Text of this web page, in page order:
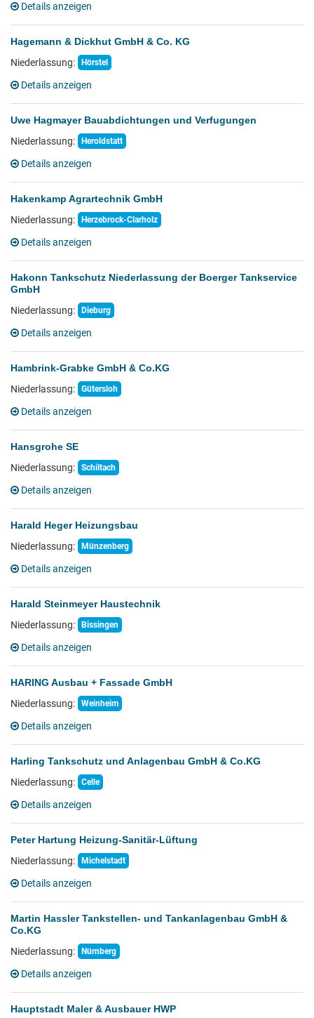
Details anzeigen
Hagemann & Dickhut GmbH & Co. KG
Niederlassung:
Hörstel
Details anzeigen
Uwe Hagmayer Bauabdichtungen und Verfugungen
Niederlassung:
Heroldstatt
Details anzeigen
Hakenkamp Agrartechnik GmbH
Niederlassung:
Herzebrock-Clarholz
Details anzeigen
Hakonn Tankschutz Niederlassung der Boerger Tankservice
GmbH
Niederlassung:
Dieburg
Details anzeigen
Hambrink-Grabke GmbH & Co.KG
Niederlassung:
Gütersloh
Details anzeigen
Hansgrohe SE
Niederlassung:
Schiltach
Details anzeigen
Harald Heger Heizungsbau
Niederlassung:
Münzenberg
Details anzeigen
Harald Steinmeyer Haustechnik
Niederlassung:
Bissingen
Details anzeigen
HARING Ausbau + Fassade GmbH
Niederlassung:
Weinheim
Details anzeigen
Harling Tankschutz und Anlagenbau GmbH & Co.KG
Niederlassung:
Celle
Details anzeigen
Peter Hartung Heizung-Sanitär-Lüftung
Niederlassung:
Michelstadt
Details anzeigen
Martin Hassler Tankstellen- und Tankanlagenbau GmbH &
Co.KG
Niederlassung:
Nürnberg
Details anzeigen
Hauptstadt Maler & Ausbauer HWP